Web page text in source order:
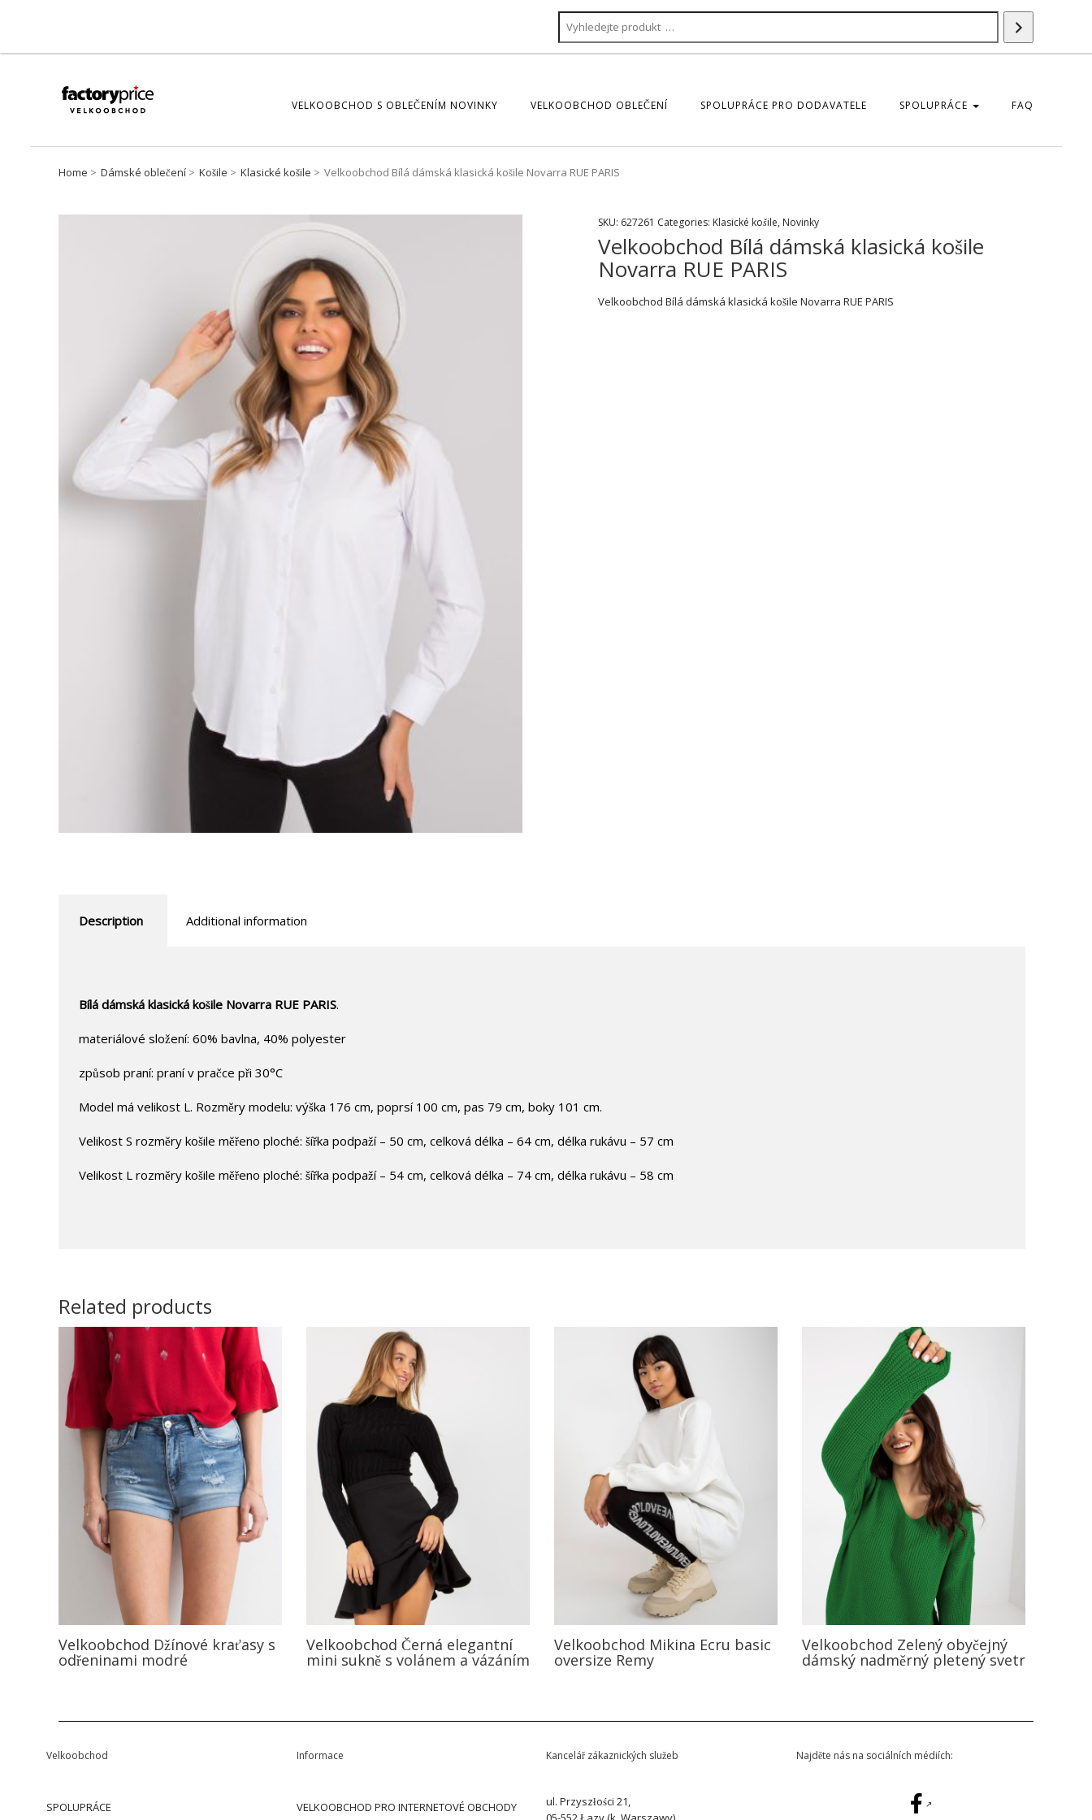
VELKOOBCHOD S OBLEČENÍM NOVINKY VELKOOBCHOD OBLEČENÍ SPOLUPRÁCE PRO DODAVATELE SPOLUPRÁCE FAQ
Home Dámské oblečení Košile Klasické košile Velkoobchod Bílá dámská klasická košile Novarra RUE PARIS
SKU: 627261 Categories: Klasické košile, Novinky
Velkoobchod Bílá dámská klasická košile
Novarra RUE PARIS
Velkoobchod Bílá dámská klasická košile Novarra RUE PARIS
Description Additional information
Bílá dámská klasická košile Novarra RUE PARIS.
materiálové složení: 60% bavlna, 40% polyester
způsob praní: praní v pračce při 30°C
Model má velikost L. Rozměry modelu: výška 176 cm, poprsí 100 cm, pas 79 cm, boky 101 cm.
Velikost S rozměry košile měřeno ploché: šířka podpaží – 50 cm, celková délka – 64 cm, délka rukávu – 57 cm
Velikost L rozměry košile měřeno ploché: šířka podpaží – 54 cm, celková délka – 74 cm, délka rukávu – 58 cm
Related products
Velkoobchod Džínové kraťasy s
odřeninami modré
Velkoobchod Černá elegantní
mini sukně s volánem a vázáním
Velkoobchod Mikina Ecru basic
oversize Remy
Velkoobchod Zelený obyčejný
dámský nadměrný pletený svetr
Velkoobchod
SPOLUPRÁCE
Informace
VELKOOBCHOD PRO INTERNETOVÉ OBCHODY
Kancelář zákaznických služeb
ul. Przyszłości 21,
Najděte nás na sociálních médiích: